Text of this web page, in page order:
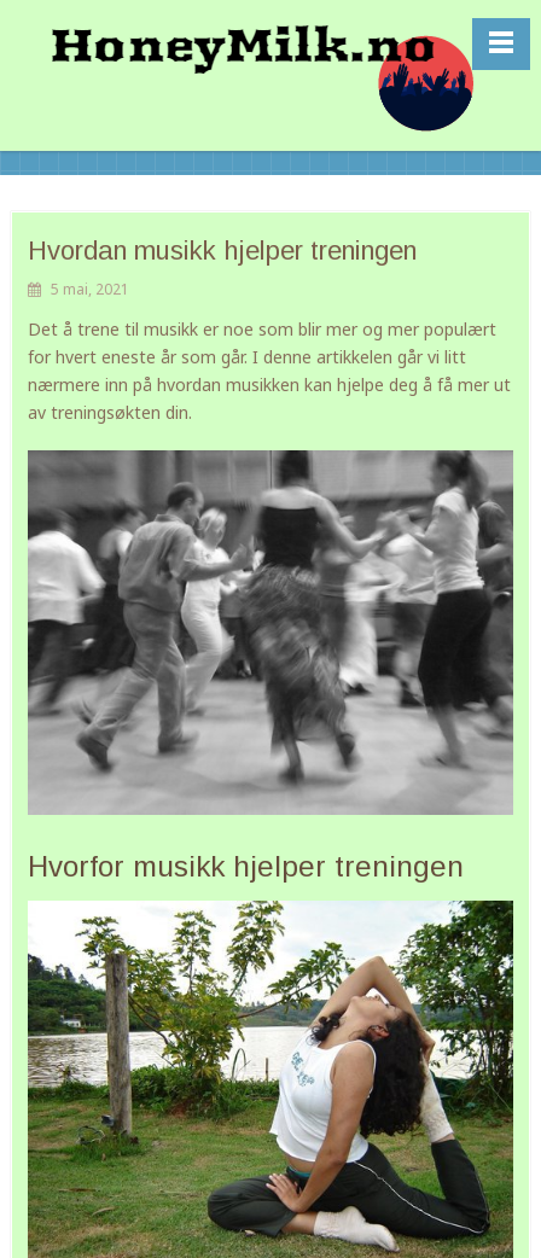
Hvordan musikk hjelper treningen
5 mai, 2021
Det å trene til musikk er noe som blir mer og mer populært
for hvert eneste år som går. I denne artikkelen går vi litt
nærmere inn på hvordan musikken kan hjelpe deg å få mer ut
av treningsøkten din.
Hvorfor musikk hjelper treningen